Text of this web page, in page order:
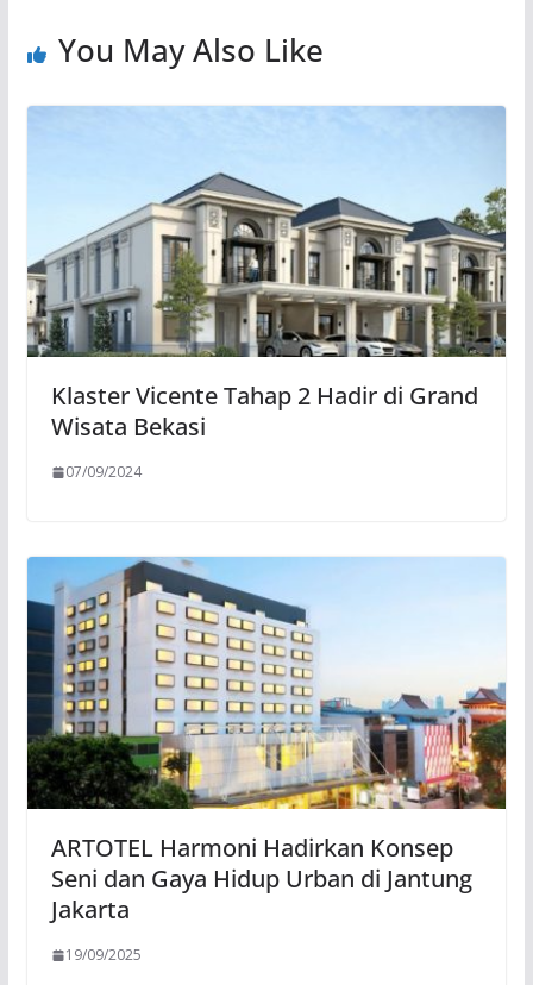
You May Also Like
Klaster Vicente Tahap 2 Hadir di Grand
Wisata Bekasi
07/09/2024
ARTOTEL Harmoni Hadirkan Konsep
Seni dan Gaya Hidup Urban di Jantung
Jakarta
19/09/2025